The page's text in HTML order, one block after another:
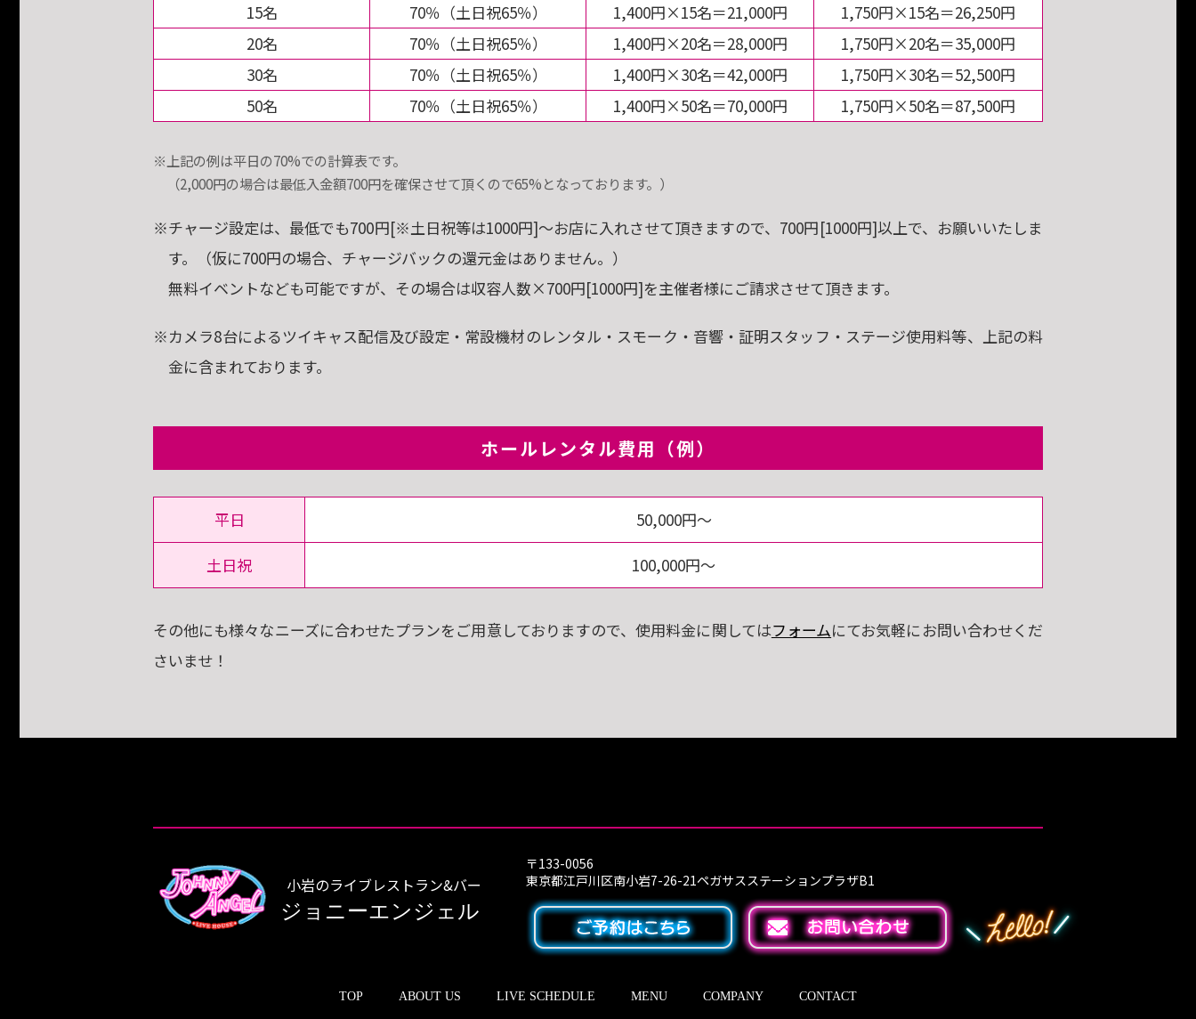
15名
70％（土日祝65％） 1,400円×15名＝21,000円
1,750円×15名＝26,250円
20名
70％（土日祝65％） 1,400円×20名＝28,000円
1,750円×20名＝35,000円
30名
70％（土日祝65％） 1,400円×30名＝42,000円
1,750円×30名＝52,500円
50名
70％（土日祝65％） 1,400円×50名＝70,000円 1,750円×50名＝87,500円
※上記の例は平日の70%での計算表です。
（2,000円の場合は最低入金額700円を確保させて頂くので65%となっております。）
※チャージ設定は、最低でも700円[※土日祝等は1000円]～お店に入れさせて頂きますので、700円[1000円]以上で、お願いいたしま
す。（仮に700円の場合、チャージバックの還元金はありません。）
無料イベントなども可能ですが、その場合は収容人数×700円[1000円]を主催者様にご請求させて頂きます。
※カメラ8台によるツイキャス配信及び設定・常設機材のレンタル・スモーク・音響・証明スタッフ・ステージ使用料等、上記の料
金に含まれております。
ホールレンタル費用（例）
平日 50,000円～
土日祝 100,000円～
その他にも様々なニーズに合わせたプランをご用意しておりますので、使用料金に関してはフォームにてお気軽にお問い合わせくだ
さいませ！
小岩のライブレストラン&バー
ジョニーエンジェル
〒133-0056
東京都江戸川区南小岩7-26-21ペガサスステーションプラザB1
TOP ABOUT US LIVE SCHEDULE MENU COMPANY CONTACT